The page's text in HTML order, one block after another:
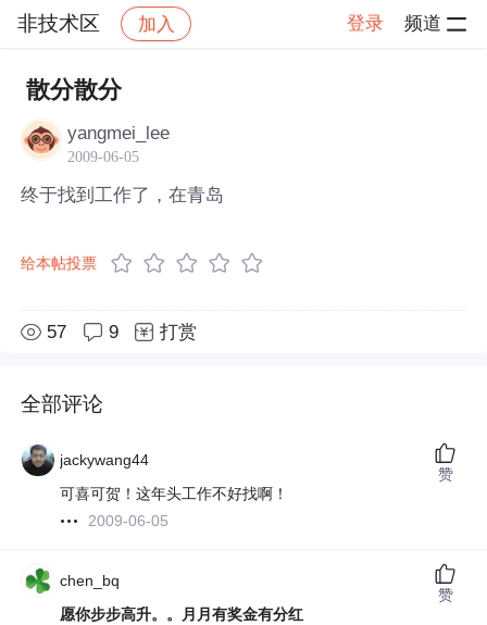
非技术区 加入 登录 频道
社区 非技术区
散分散分
yangmei_lee
2009-06-05
终于找到工作了，在青岛
给本帖投票
57 9 打赏
全部评论
jackywang44
可喜可贺！这年头工作不好找啊！
2009-06-05
赞
chen_bq
愿你步步高升。。月月有奖金有分红
赞